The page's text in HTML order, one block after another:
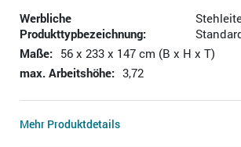
Werbliche
Produkttypbezeichnung:
Maße: 56 x 233 x 147 cm (B x H x T)
max. Arbeitshöhe: 3,72
Mehr Produktdetails